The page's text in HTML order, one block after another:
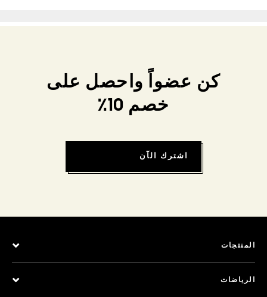
كن عضواً واحصل على
خصم 10٪
اشترك الآن
المنتجات
الرياضات